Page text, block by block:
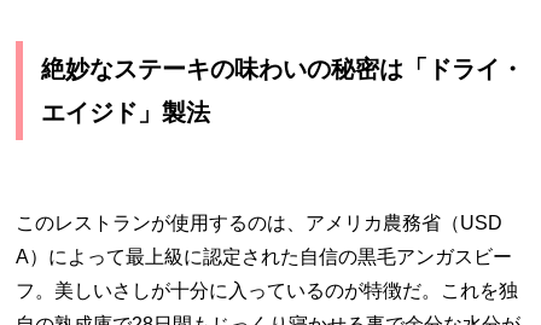
絶妙なステーキの味わいの秘密は「ドライ・
エイジド」製法
このレストランが使用するのは、アメリカ農務省（USD
A）によって最上級に認定された自信の黒毛アンガスビー
フ。美しいさしが十分に入っているのが特徴だ。これを独